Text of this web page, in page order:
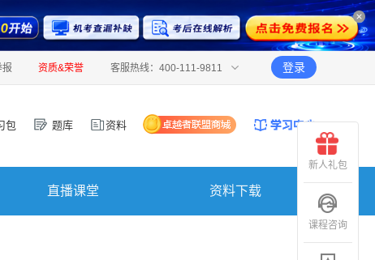
报 资质&荣誉 客服热线：400-111-9811 登录
包 题库 资料
直播课堂 资料下载
新人礼包
课程咨询